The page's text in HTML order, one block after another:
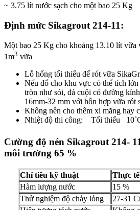
~ 3.75 lít nước sạch cho một bao 25 Kg
Định mức Sikagrout 214-11:
Một bao 25 Kg cho khoảng 13.10 lít vữa
1m3 vữa
Lỗ hổng tối thiểu để rót vữa
Nếu đổ cho khu vực có thể tích
tròn như sỏi, đá cuội có đường
16mm-32 mm với hỗn hợp vữa rót
Không nên cho thêm xi măng hay
Nhiệt độ thi công: Tối thiểu
Cường độ nén Sikagrout 214-
môi trường 65 %
Chỉ tiêu kỹ thuật Thực tế
Hàm lượng nước
15 %
Thử nghiệm độ chảy lỏng
27-31